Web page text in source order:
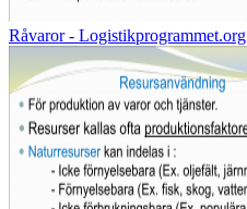
Råvaror - Logistikprogrammet.org